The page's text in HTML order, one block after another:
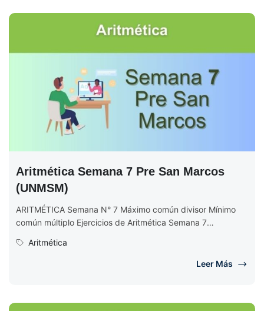
Aritmética Semana 7 Pre San Marcos
(UNMSM)
ARITMÉTICA Semana N° 7 Máximo común divisor Mínimo
común múltiplo Ejercicios de Aritmética Semana 7
Aritmética
Leer Más